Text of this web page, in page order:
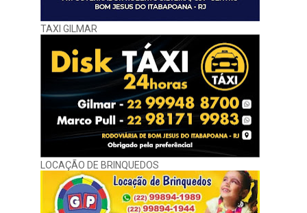
TAXI GILMAR
LOCAÇÃO DE BRINQUEDOS